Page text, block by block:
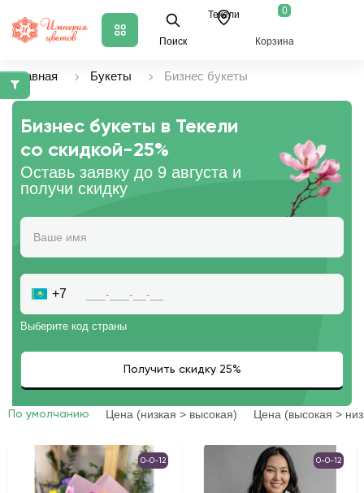
Поиск
Текели 0
Корзина
Главная Букеты Бизнес букеты
Бизнес букеты в Текели
со скидкой-25%
Оставь заявку до 9 августа и
получи скидку
+7
Выберите код страны
По умолчанию Цена (низкая > высокая) Цена (высокая >
0-0-12 0-0-12